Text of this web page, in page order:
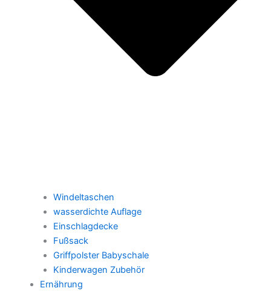
Windeltaschen
wasserdichte Auflage
Einschlagdecke
Fußsack
Griffpolster Babyschale
Kinderwagen Zubehör
Ernährung